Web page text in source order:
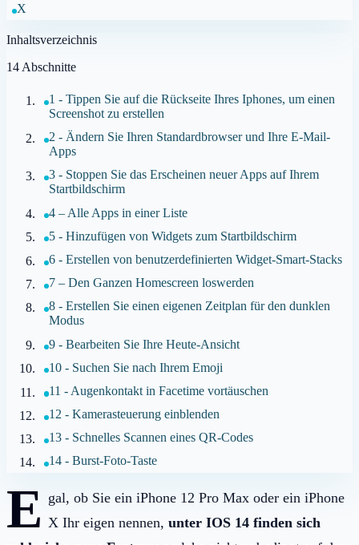
X
Inhaltsverzeichnis
14Abschnitte
1 - Tippen Sie auf die Rückseite Ihres Iphones, um einen
Screenshot zu erstellen
2 - Ändern Sie Ihren Standardbrowser und Ihre E-Mail-
Apps
3 - Stoppen Sie das Erscheinen neuer Apps auf Ihrem
Startbildschirm
4 – Alle Apps in einer Liste
5 - Hinzufügen von Widgets zum Startbildschirm
6 - Erstellen von benutzerdefinierten Widget-Smart-Stacks
7 – Den Ganzen Homescreen loswerden
8 - Erstellen Sie einen eigenen Zeitplan für den dunklen
Modus
9 - Bearbeiten Sie Ihre Heute-Ansicht
10 - Suchen Sie nach Ihrem Emoji
11 - Augenkontakt in Facetime vortäuschen
12 - Kamerasteuerung einblenden
13 - Schnelles Scannen eines QR-Codes
14 - Burst-Foto-Taste
E gal, ob Sie ein iPhone 12 Pro Max oder ein iPhone
X Ihr eigen nennen,unter IOS 14 finden sich